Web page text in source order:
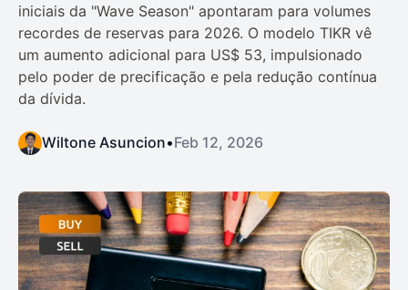
iniciais da "Wave Season" apontaram para volumes
recordes de reservas para 2026. O modelo TIKR vê
um aumento adicional para US$ 53, impulsionado
pelo poder de precificação e pela redução contínua
da dívida.
Wiltone Asuncion•Feb 12, 2026